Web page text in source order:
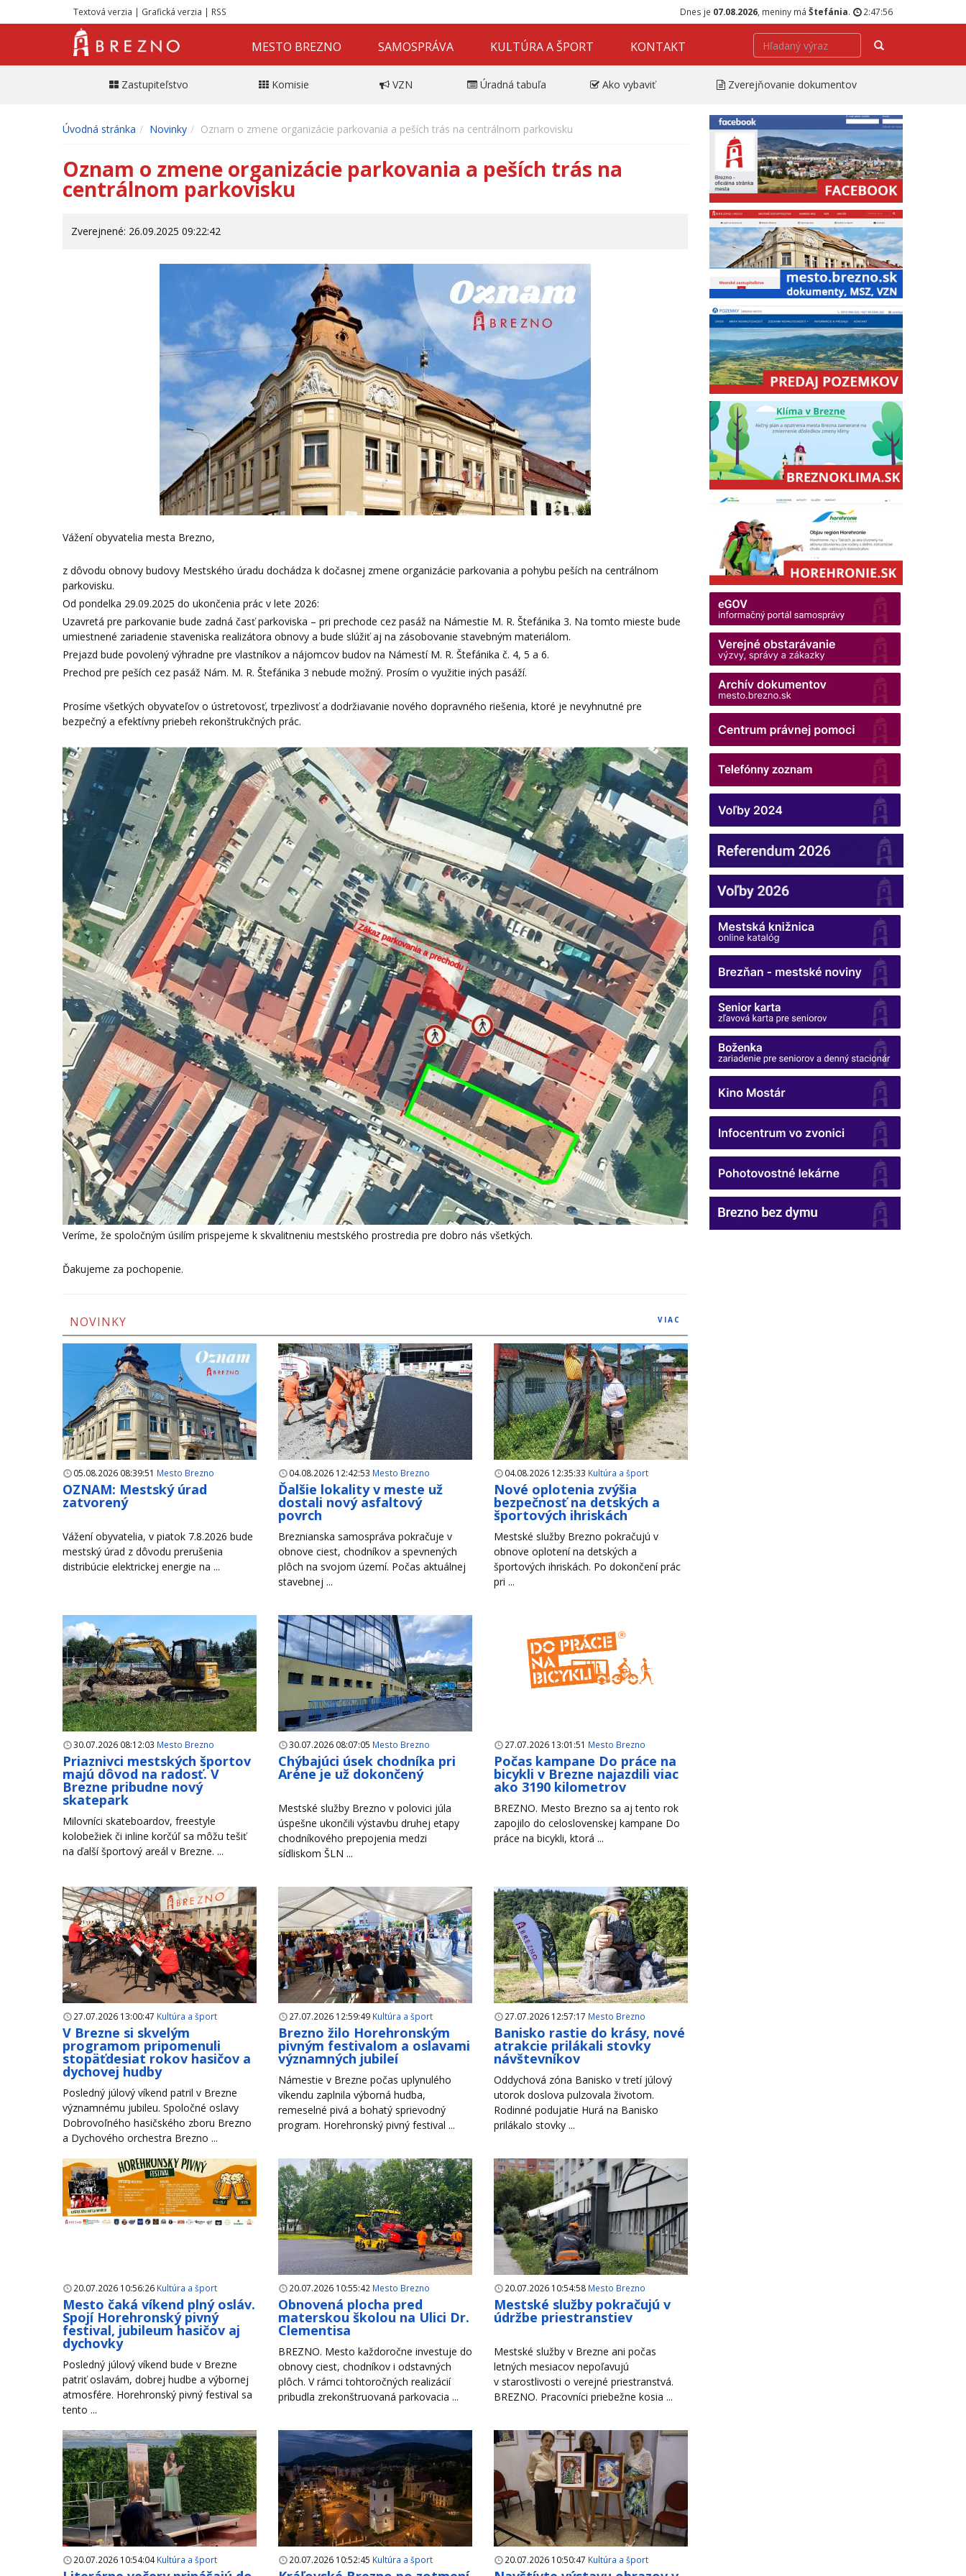
Textová verzia | Grafická verzia | RSS Dnes je 07.08.2026 , meniny má Štefánia. 2:47:58
MESTO BREZNO SAMOSPRÁVA KULTÚRA A ŠPORT KONTAKT Hľadať
Zastupiteľstvo Komisie VZN Úradná tabuľa Ako vybaviť Zverejňovanie dokumentov
Úvodná stránka Novinky Oznam o zmene organizácie parkovania a peších trás na centrálnom parkovisku
Oznam o zmene organizácie parkovania a peších trás na
centrálnom parkovisku
Zverejnené: 26.09.2025 09:22:42
Vážení obyvatelia mesta Brezno,
z dôvodu obnovy budovy Mestského úradu dochádza k dočasnej zmene organizácie parkovania a pohybu peších na centrálnom
parkovisku.
Od pondelka 29.09.2025 do ukončenia prác v lete 2026:
Uzavretá pre parkovanie bude zadná časť parkoviska – pri prechode cez pasáž na Námestie M. R. Štefánika 3. Na tomto mieste bude
umiestnené zariadenie staveniska realizátora obnovy a bude slúžiť aj na zásobovanie stavebným materiálom.
Prejazd bude povolený výhradne pre vlastníkov a nájomcov budov na Námestí M. R. Štefánika č. 4, 5 a 6.
Prechod pre peších cez pasáž Nám. M. R. Štefánika 3 nebude možný. Prosím o využitie iných pasáží.
Prosíme všetkých obyvateľov o ústretovosť, trpezlivosť a dodržiavanie nového dopravného riešenia, ktoré je nevyhnutné pre
bezpečný a efektívny priebeh rekonštrukčných prác.
Veríme, že spoločným úsilím prispejeme k skvalitneniu mestského prostredia pre dobro nás všetkých.
Ďakujeme za pochopenie.
NOVINKY VIAC
05.08.2026 08:39:51 Mesto Brezno
OZNAM: Mestský úrad
zatvorený
Vážení obyvatelia, v piatok 7.8.2026 bude
mestský úrad z dôvodu prerušenia
distribúcie elektrickej energie na ...
04.08.2026 12:42:53 Mesto Brezno
Ďalšie lokality v meste už
dostali nový asfaltový
povrch
Breznianska samospráva pokračuje v
obnove ciest, chodníkov a spevnených
plôch na svojom území. Počas aktuálnej
stavebnej ...
04.08.2026 12:35:33 Kultúra a šport
Nové oplotenia zvýšia
bezpečnosť na detských a
športových ihriskách
Mestské služby Brezno pokračujú v
obnove oplotení na detských a
športových ihriskách. Po dokončení prác
pri ...
30.07.2026 08:12:03 Mesto Brezno
Priaznivci mestských športov
majú dôvod na radosť. V
Brezne pribudne nový
skatepark
Milovníci skateboardov, freestyle
kolobežiek či inline korčúľ sa môžu tešiť
na ďalší športový areál v Brezne. ...
30.07.2026 08:07:05 Mesto Brezno
Chýbajúci úsek chodníka pri
Aréne je už dokončený
Mestské služby Brezno v polovici júla
úspešne ukončili výstavbu druhej etapy
chodníkového prepojenia medzi
sídliskom ŠLN ...
27.07.2026 13:01:51 Mesto Brezno
Počas kampane Do práce na
bicykli v Brezne najazdili viac
ako 3190 kilometrov
BREZNO. Mesto Brezno sa aj tento rok
zapojilo do celoslovenskej kampane Do
práce na bicykli, ktorá ...
27.07.2026 13:00:47 Kultúra a šport
V Brezne si skvelým
programom pripomenuli
stopäťdesiat rokov hasičov a
dychovej hudby
Posledný júlový víkend patril v Brezne
významnému jubileu. Spoločné oslavy
Dobrovoľného hasičského zboru Brezno
a Dychového orchestra Brezno ...
27.07.2026 12:59:49 Kultúra a šport
Brezno žilo Horehronským
pivným festivalom a oslavami
významných jubileí
Námestie v Brezne počas uplynulého
víkendu zaplnila výborná hudba,
remeselné pivá a bohatý sprievodný
program. Horehronský pivný festival ...
27.07.2026 12:57:17 Mesto Brezno
Banisko rastie do krásy, nové
atrakcie prilákali stovky
návštevníkov
Oddychová zóna Banisko v tretí júlový
utorok doslova pulzovala životom.
Rodinné podujatie Hurá na Banisko
prilákalo stovky ...
20.07.2026 10:56:26 Kultúra a šport
Mesto čaká víkend plný osláv.
Spojí Horehronský pivný
festival, jubileum hasičov aj
dychovky
Posledný júlový víkend bude v Brezne
patriť oslavám, dobrej hudbe a výbornej
atmosfére. Horehronský pivný festival sa
tento ...
20.07.2026 10:55:42 Mesto Brezno
Obnovená plocha pred
materskou školou na Ulici Dr.
Clementisa
BREZNO. Mesto každoročne investuje do
obnovy ciest, chodníkov i odstavných
plôch. V rámci tohtoročných realizácií
pribudla zrekonštruovaná parkovacia ...
20.07.2026 10:54:58 Mesto Brezno
Mestské služby pokračujú v
údržbe priestranstiev
Mestské služby v Brezne ani počas
letných mesiacov nepoľavujú
v starostlivosti o verejné priestranstvá.
BREZNO. Pracovníci priebežne kosia ...
20.07.2026 10:54:04Kultúra a šport 20.07.2026 10:52:45 Kultúra a šport 20.07.2026 10:50:47 Kultúra a šport